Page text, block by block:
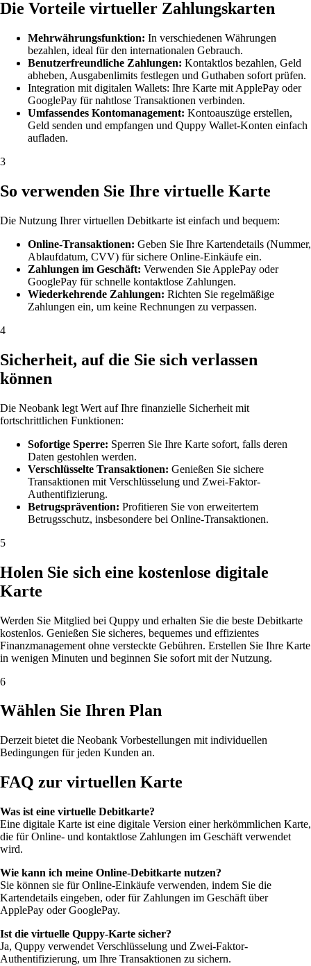
Die Vorteile virtueller Zahlungskarten
Mehrwährungsfunktion: In verschiedenen Währungen
bezahlen, ideal für den internationalen Gebrauch.
Benutzerfreundliche Zahlungen: Kontaktlos bezahlen, Geld
abheben, Ausgabenlimits festlegen und Guthaben sofort prüfen.
Integration mit digitalen Wallets: Ihre Karte mit ApplePay oder
GooglePay für nahtlose Transaktionen verbinden.
Umfassendes Kontomanagement: Kontoauszüge erstellen,
Geld senden und empfangen und Quppy Wallet-Konten einfach
aufladen.
3
So verwenden Sie Ihre virtuelle Karte
Die Nutzung Ihrer virtuellen Debitkarte ist einfach und bequem:
Online-Transaktionen: Geben Sie Ihre Kartendetails (Nummer,
Ablaufdatum, CVV) für sichere Online-Einkäufe ein.
Zahlungen im Geschäft: Verwenden Sie ApplePay oder
GooglePay für schnelle kontaktlose Zahlungen.
Wiederkehrende Zahlungen: Richten Sie regelmäßige
Zahlungen ein, um keine Rechnungen zu verpassen.
4
Sicherheit, auf die Sie sich verlassen
können
Die Neobank legt Wert auf Ihre finanzielle Sicherheit mit
fortschrittlichen Funktionen:
Sofortige Sperre: Sperren Sie Ihre Karte sofort, falls deren
Daten gestohlen werden.
Verschlüsselte Transaktionen: Genießen Sie sichere
Transaktionen mit Verschlüsselung und Zwei-Faktor-
Authentifizierung.
Betrugsprävention: Profitieren Sie von erweitertem
Betrugsschutz, insbesondere bei Online-Transaktionen.
5
Holen Sie sich eine kostenlose digitale
Karte
Werden Sie Mitglied bei Quppy und erhalten Sie die beste Debitkarte
kostenlos. Genießen Sie sicheres, bequemes und effizientes
Finanzmanagement ohne versteckte Gebühren. Erstellen Sie Ihre Karte
in wenigen Minuten und beginnen Sie sofort mit der Nutzung.
6
Wählen Sie Ihren Plan
Derzeit bietet die Neobank Vorbestellungen mit individuellen
Bedingungen für jeden Kunden an.
FAQ zur virtuellen Karte
Was ist eine virtuelle Debitkarte?
Eine digitale Karte ist eine digitale Version einer herkömmlichen Karte,
die für Online- und kontaktlose Zahlungen im Geschäft verwendet
wird.
Wie kann ich meine Online-Debitkarte nutzen?
Sie können sie für Online-Einkäufe verwenden, indem Sie die
Kartendetails eingeben, oder für Zahlungen im Geschäft über
ApplePay oder GooglePay.
Ist die virtuelle Quppy-Karte sicher?
Ja, Quppy verwendet Verschlüsselung und Zwei-Faktor-
Authentifizierung, um Ihre Transaktionen zu sichern.